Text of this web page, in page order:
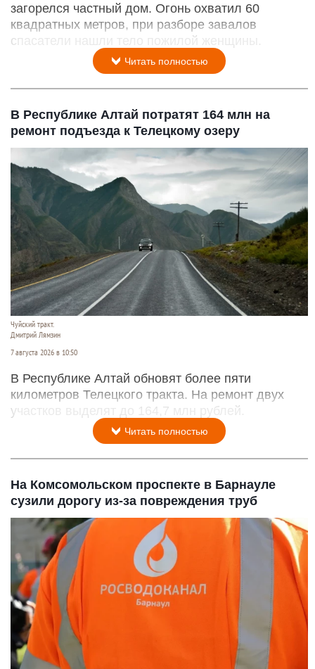
загорелся частный дом. Огонь охватил 60
квадратных метров, при разборе завалов
спасатели нашли тело пожилой женщины.
Читать полностью
В Республике Алтай потратят 164 млн на
ремонт подъезда к Телецкому озеру
Чуйский тракт.
Дмитрий Лямзин
7 августа 2026 в 10:50
В Республике Алтай обновят более пяти
километров Телецкого тракта. На ремонт двух
участков выделят до 164,7 млн рублей.
Читать полностью
На Комсомольском проспекте в Барнауле
сузили дорогу из-за повреждения труб